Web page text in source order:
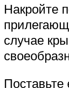
Накройте
случае
Поставьте